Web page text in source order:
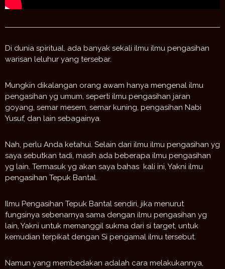
Di dunia spiritual, ada banyak sekali ilmu ilmu pengasihan
warisan leluhur yang tersebar.
Mungkin dikalangan orang awam hanya mengenal ilmu
pengasihan yg umum, seperti ilmu pengasihan jaran
goyang, semar mesem, semar kuning, pengasihan Nabi
Yusuf, dan lain sebagainya.
Nah, perlu Anda ketahui. Selain dari ilmu ilmu pengasihan yg
saya sebutkan tadi, masih ada beberapa ilmu pengasihan
yg lain. Termasuk yg akan saya bahas kali ini, Yakni ilmu
pengasihan Tepuk Bantal.
Ilmu Pengasihan Tepuk Bantal sendiri, jika menurut
fungsinya sebenarnya sama dengan ilmu pengasihan yg
lain, Yakni untuk memanggil sukma dari si target, untuk
kemudian terpikat dengan Si pengamal ilmu tersebut.
Namun yang membedakan adalah cara melakukannya,